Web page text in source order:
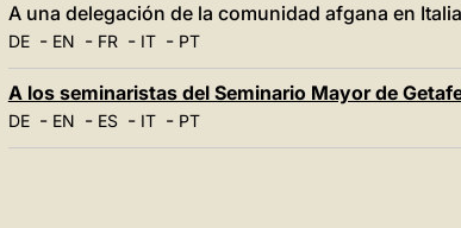
A una delegación de la comunidad afgana en
DE- EN - FR- IT- PT
A los seminaristas del Seminario Mayor de
DE- EN - ES- IT- PT